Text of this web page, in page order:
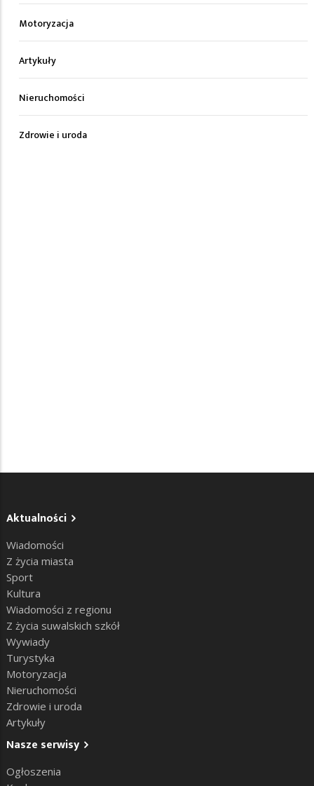
Motoryzacja
Artykuły
Nieruchomości
Zdrowie i uroda
Aktualności
Wiadomości
Z życia miasta
Sport
Kultura
Wiadomości z regionu
Z życia suwalskich szkół
Wywiady
Turystyka
Motoryzacja
Nieruchomości
Zdrowie i uroda
Artykuły
Nasze serwisy
Ogłoszenia